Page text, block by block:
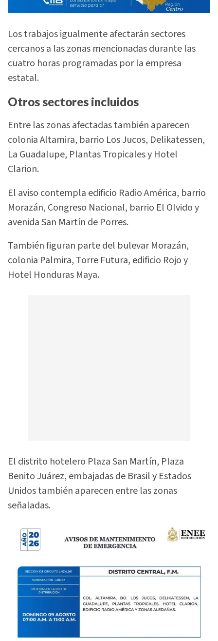
Los trabajos igualmente afectarán sectores
cercanos a las zonas mencionadas durante las
cuatro horas programadas por la empresa
estatal.
Otros sectores incluidos
Entre las zonas afectadas también aparecen
colonia Altamira, barrio Los Jucos, Delikatessen,
La Guadalupe, Plantas Tropicales y Hotel
Clarion.
El aviso contempla edificio Radio América, barrio
Morazán, Congreso Nacional, barrio El Olvido y
avenida San Martín de Porres.
También figuran parte del bulevar Morazán,
colonia Palmira, Torre Futura, edificio Rojo y
Hotel Honduras Maya.
El distrito hotelero Plaza San Martín, Plaza
Benito Juárez, embajadas de Brasil y Estados
Unidos también aparecen entre las zonas
señaladas.